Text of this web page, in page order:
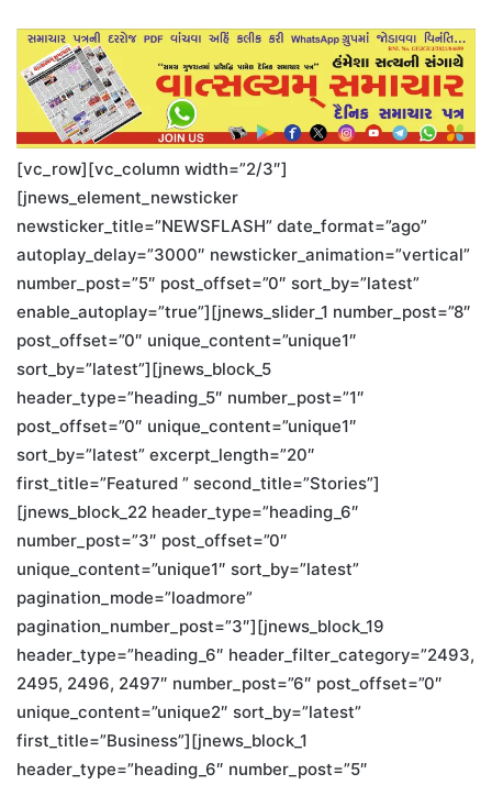
[vc_row][vc_column width=”2/3″]
[jnews_element_newsticker
newsticker_title=”NEWSFLASH” date_format=”ago”
autoplay_delay=”3000″ newsticker_animation=”vertical”
number_post=”5″ post_offset=”0″ sort_by=”latest”
enable_autoplay=”true”][jnews_slider_1 number_post=”8″
post_offset=”0″ unique_content=”unique1″
sort_by=”latest”][jnews_block_5
header_type=”heading_5″ number_post=”1″
post_offset=”0″ unique_content=”unique1″
sort_by=”latest” excerpt_length=”20″
first_title=”Featured ” second_title=”Stories”]
[jnews_block_22 header_type=”heading_6″
number_post=”3″ post_offset=”0″
unique_content=”unique1″ sort_by=”latest”
pagination_mode=”loadmore”
pagination_number_post=”3″][jnews_block_19
header_type=”heading_6″ header_filter_category=”2493,
2495, 2496, 2497″ number_post=”6″ post_offset=”0″
unique_content=”unique2″ sort_by=”latest”
first_title=”Business”][jnews_block_1
header_type=”heading_6″ number_post=”5″